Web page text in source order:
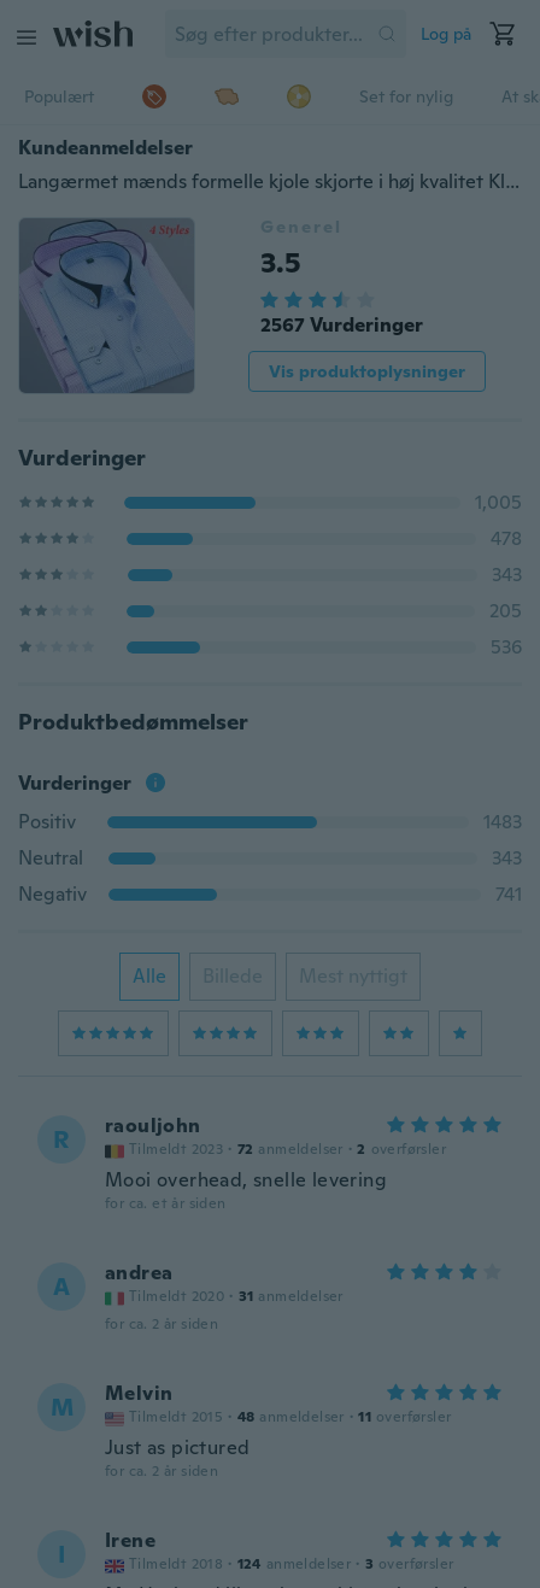
Log på
Populært Set for nylig At
Kundeanmeldelser
Langærmet mænds formelle kjole skjorte i høj kvalitet Klassisk Plaid T-shirts i stor størrelse 5XL
Generel
3.5
2567 Vurderinger
Vis produktoplysninger
Vurderinger
1,005
478
343
205
536
Produktbedømmelser
Vurderinger
Positiv
1483
Neutral
343
Negativ
741
Alle Billede Mest nyttigt
R raouljohn
Tilmeldt 2023 · 72 anmeldelser · 2 overførsler
Mooi overhead, snelle levering
for ca. et år siden
A andrea
Tilmeldt 2020 · 31 anmeldelser
for ca. 2 år siden
M Melvin
Tilmeldt 2015 · 48 anmeldelser · 11 overførsler
Just as pictured
for ca. 2 år siden
I Irene
Tilmeldt 2018 · 124 anmeldelser · 3 overførsler